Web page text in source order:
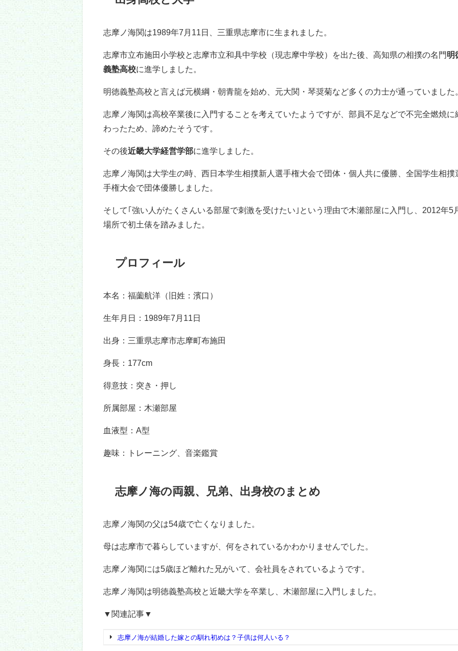
新鮮な魚や伊勢海老、アワビなどを獲られていたのではないでしょうか。
でも志摩ノ海関は寿司が嫌いで肉が好きだそうです（笑）。刺し身や焼き魚は大丈夫なのかな？
志摩ノ海関は地元に帰ると、いつもお墓参りに行くそうです。きっと相撲の結果を父に報告した
しているのでしょうね。
志摩ノ海関の母の名前は恵子 さんです。職業は何をされているのかはわかりませんでした。
母は志摩ノ海関に差し入れする時はいつも、 風邪をひかないようと大量のマスクを渡していたそ
です。
息子の体を気づかっていることがわかりますね。
志摩ノ海の兄弟
志摩ノ海関には5つほど上の
お兄さんも志摩ノ海関の活躍を楽しみにされているのでしょうね。
義塾高校に進学しました。
明徳義塾高校と言えば元横綱・朝青龍を始め、元大関・琴奨菊など多くの力士が通っていました
志摩ノ海関は高校卒業後に入門することを考えていたようですが、部員不足などで不完全燃焼に
わったため、諦めたそうです。